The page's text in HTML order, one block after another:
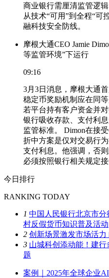
商业银行需厘清监管逻
从技术“可用”到全程“可
融科技安全防线。
摩根大通CEO Jamie
等监管环境”下运行
09:16
3月3日消息，摩根大通首
稳定币奖励机制应在同
若平台持有客户资金并
银行吸收存款、支付利
监管标准。 Dimon在接
折中方案是仅对交易行
支付利息。他强调，否
必须按照银行相关规定接
今日排行
RANKING TODAY
1 中国人民银行北京市
村反假货币知识普及活动
2 创新场景激发市场活
3 山城科创添动能！建
题
案例｜2025年全球企业